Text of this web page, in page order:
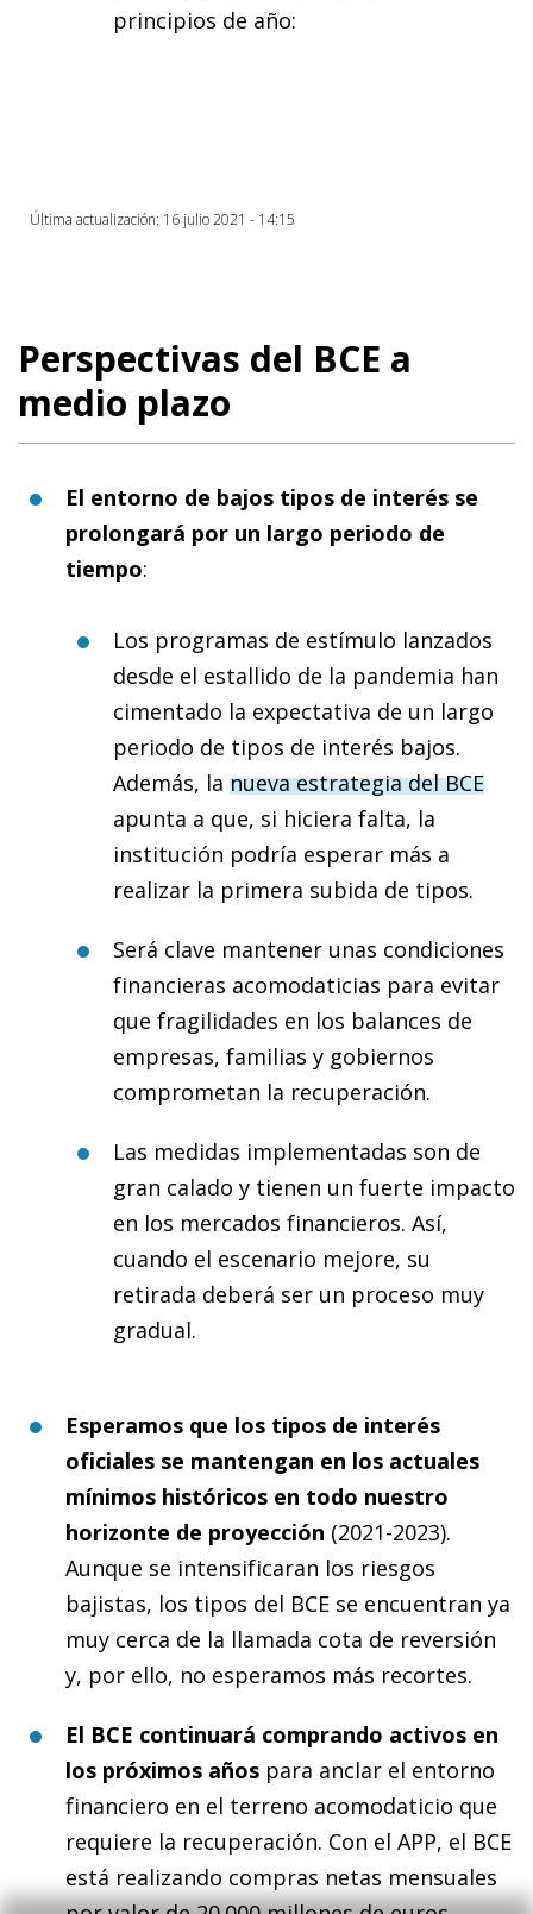
principios de año:
Última actualización: 16 julio 2021 - 14:15
Perspectivas del BCE a
medio plazo
El entorno de bajos tipos de interés se
prolongará por un largo periodo de
tiempo:
Los programas de estímulo lanzados
desde el estallido de la pandemia han
cimentado la expectativa de un largo
periodo de tipos de interés bajos.
Además, la nueva estrategia del BCE
apunta a que, si hiciera falta, la
institución podría esperar más a
realizar la primera subida de tipos.
Será clave mantener unas condiciones
financieras acomodaticias para evitar
que fragilidades en los balances de
empresas, familias y gobiernos
comprometan la recuperación.
Las medidas implementadas son de
gran calado y tienen un fuerte impacto
en los mercados financieros. Así,
cuando el escenario mejore, su
retirada deberá ser un proceso muy
gradual.
Esperamos que los tipos de interés
oficiales se mantengan en los actuales
mínimos históricos en todo nuestro
horizonte de proyección (2021-2023).
Aunque se intensificaran los riesgos
bajistas, los tipos del BCE se encuentran ya
muy cerca de la llamada cota de reversión
y, por ello, no esperamos más recortes.
El BCE continuará comprando activos en
los próximos años para anclar el entorno
financiero en el terreno acomodaticio que
requiere la recuperación. Con el APP, el BCE
está realizando compras netas mensuales